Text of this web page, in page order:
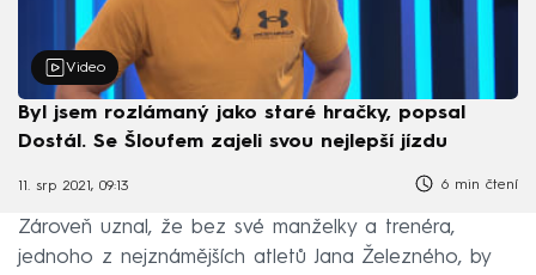
Video
Byl jsem rozlámaný jako staré hračky, popsal
Dostál. Se Šloufem zajeli svou nejlepší jízdu
11. srp 2021, 09:13 6 min čtení
Zároveň uznal, že bez své manželky a trenéra,
jednoho z nejznámějších atletů Jana Železného, by